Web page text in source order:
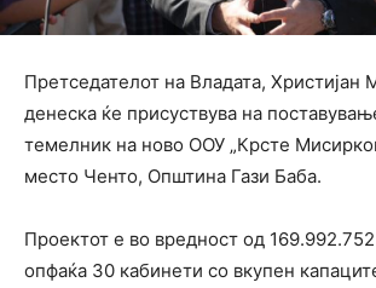
Претседателот на Владата, Христијан
денеска ќе присуствува на
темелник на ново ООУ „Крсте
место Ченто, Општина Гази Баба.
Проектот е во вредност од
опфаќа 30 кабинети со вкупен